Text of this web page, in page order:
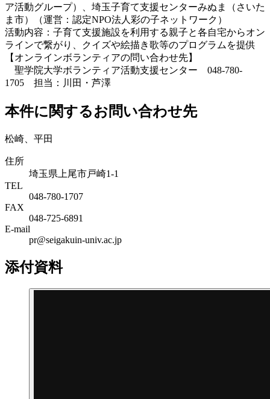
ア活動グループ）、埼玉子育て支援センターみぬま（さいた
ま市）（運営：認定NPO法人彩の子ネットワーク）
活動内容：子育て支援施設を利用する親子と各自宅からオン
ラインで繋がり、クイズや絵描き歌等のプログラムを提供
【オンラインボランティアの問い合わせ先】
聖学院大学ボランティア活動支援センター 048-780-
1705 担当：川田・芦澤
本件に関するお問い合わせ先
松崎、平田
住所
埼玉県上尾市戸崎1-1
TEL
048-780-1707
FAX
048-725-6891
E-mail
pr@seigakuin-univ.ac.jp
添付資料